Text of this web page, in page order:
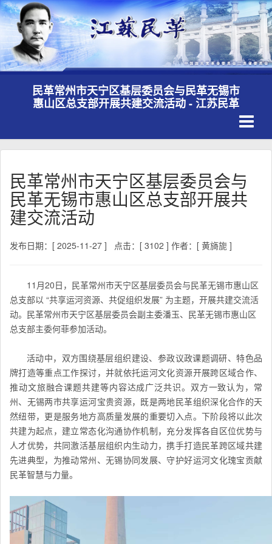
民革常州市天宁区基层委员会与民革无锡市
惠山区总支部开展共建交流活动 - 江苏民革
民革常州市天宁区基层委员会与
民革无锡市惠山区总支部开展共
建交流活动
发布日期：[ 2025-11-27 ] 点击：[ 3102 ] 作者：[ 黄旖旎 ]
11月20日，民革常州市天宁区基层委员会与民革无锡市惠山区
总支部以 “共享运河资源、共促组织发展” 为主题，开展共建交流活
动。民革常州市天宁区基层委员会副主委潘玉、民革无锡市惠山区
总支部主委何菲参加活动。
活动中，双方围绕基层组织建设、参政议政课题调研、特色品
牌打造等重点工作探讨，并就依托运河文化资源开展跨区域合作、
推动文旅融合课题共建等内容达成广泛共识。双方一致认为，常
州、无锡两市共享运河宝贵资源，既是两地民革组织深化合作的天
然纽带，更是服务地方高质量发展的重要切入点。下阶段将以此次
共建为起点，建立常态化沟通协作机制，充分发挥各自区位优势与
人才优势，共同激活基层组织内生动力，携手打造民革跨区域共建
先进典型，为推动常州、 无锡协同发展、守护好运河文化瑰宝贡献
民革智慧与力量。